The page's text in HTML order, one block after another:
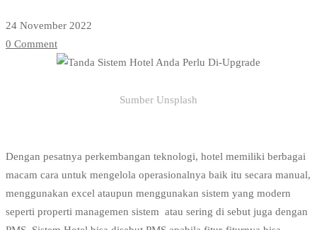
Di-
Upgrade
24 November 2022
0 Comment
Sumber Unsplash
Dengan pesatnya perkembangan teknologi, hotel memiliki berbagai
macam cara untuk mengelola operasionalnya baik itu secara manual,
menggunakan excel ataupun menggunakan sistem yang modern
seperti properti managemen sistem atau sering di sebut juga dengan